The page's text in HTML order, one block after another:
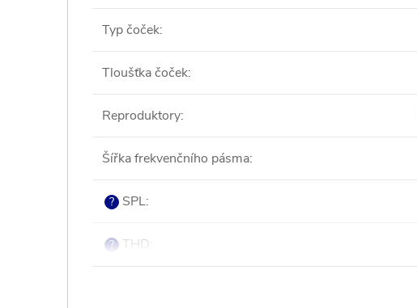
Typ čoček:
Tloušťka čoček:
Reproduktory:
Šířka frekvenčního pásma:
? SPL:
? THD: